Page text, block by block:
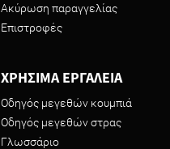
Ακύρωση παραγγελίας
Επιστροφές
ΧΡΗΣΙΜΑ ΕΡΓΑΛΕΙΑ
Οδηγός μεγεθών κουμπιά
Οδηγός μεγεθών στρας
Γλωσσάριο